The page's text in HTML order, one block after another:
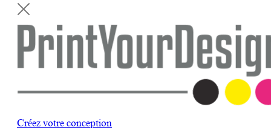
Créez votre conception